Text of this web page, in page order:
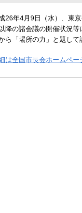
26年4月9日（水）、東
降の諸会議の開催状況
ら「場所の力」と題し
は全国市長会ホームペー